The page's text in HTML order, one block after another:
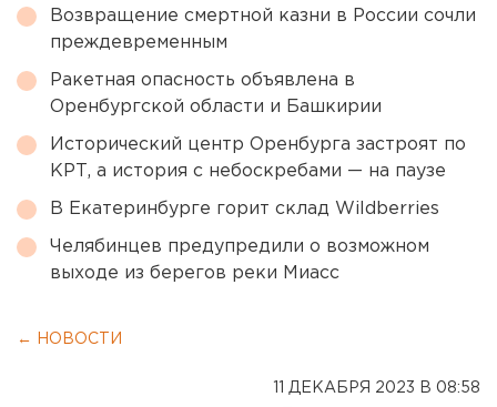
Возвращение смертной казни в России сочли
преждевременным
Ракетная опасность объявлена в
Оренбургской области и Башкирии
Исторический центр Оренбурга застроят по
КРТ, а история с небоскребами — на паузе
В Екатеринбурге горит склад Wildberries
Челябинцев предупредили о возможном
выходе из берегов реки Миасс
← НОВОСТИ
11 ДЕКАБРЯ 2023 В 08:58